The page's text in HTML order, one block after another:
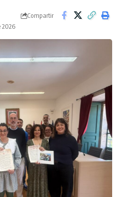
2026
Compartir